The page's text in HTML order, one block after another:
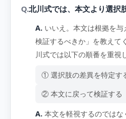
北川式では、本文より選択
いいえ。本文は根拠を
検証するべきか」を教えて
川式では以下の順番を重視
① 選択肢の差異を特定す
② 本文に戻って検証する
本文を軽視するのでは